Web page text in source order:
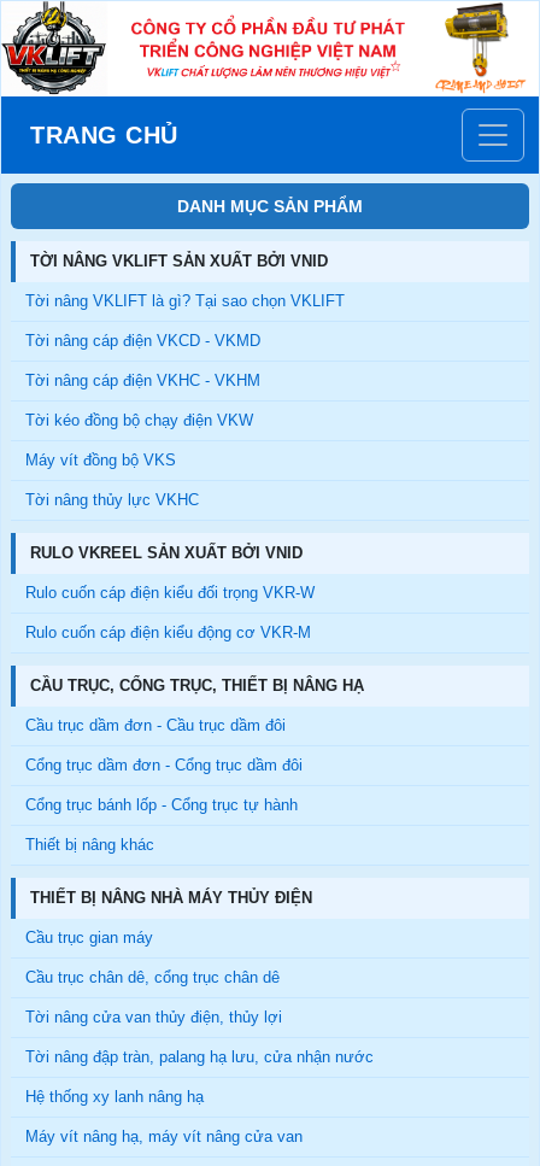
TRANG CHỦ
DANH MỤC SẢN PHẨM
TỜI NÂNG VKLIFT SẢN XUẤT BỞI VNID
Tời nâng VKLIFT là gì? Tại sao chọn VKLIFT
Tời nâng cáp điện VKCD - VKMD
Tời nâng cáp điện VKHC - VKHM
Tời kéo đồng bộ chạy điện VKW
Máy vít đồng bộ VKS
Tời nâng thủy lực VKHC
RULO VKREEL SẢN XUẤT BỞI VNID
Rulo cuốn cáp điện kiểu đối trọng VKR-W
Rulo cuốn cáp điện kiểu động cơ VKR-M
CẦU TRỤC, CỔNG TRỤC, THIẾT BỊ NÂNG HẠ
Cầu trục dầm đơn - Cầu trục dầm đôi
Cổng trục dầm đơn - Cổng trục dầm đôi
Cổng trục bánh lốp - Cổng trục tự hành
Thiết bị nâng khác
THIẾT BỊ NÂNG NHÀ MÁY THỦY ĐIỆN
Cầu trục gian máy
Cầu trục chân dê, cổng trục chân dê
Tời nâng cửa van thủy điện, thủy lợi
Tời nâng đập tràn, palang hạ lưu, cửa nhận nước
Hệ thống xy lanh nâng hạ
Máy vít nâng hạ, máy vít nâng cửa van